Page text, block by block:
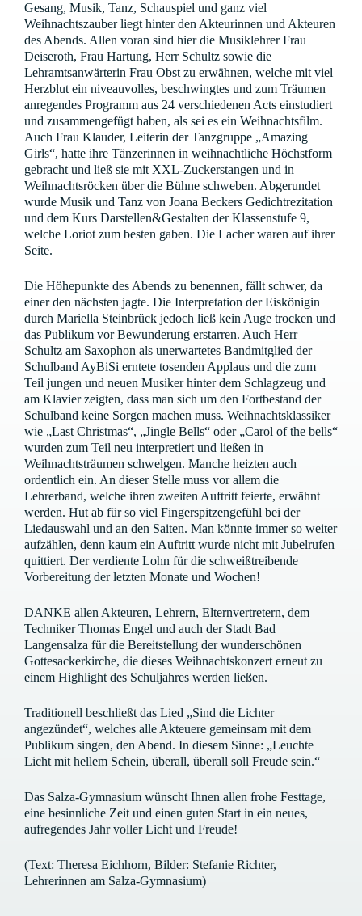
Gesang, Musik, Tanz, Schauspiel und ganz viel
Weihnachtszauber liegt hinter den Akteurinnen und Akteuren
des Abends. Allen voran sind hier die Musiklehrer Frau
Deiseroth, Frau Hartung, Herr Schultz sowie die
Lehramtsanwärterin Frau Obst zu erwähnen, welche mit viel
Herzblut ein niveauvolles, beschwingtes und zum Träumen
anregendes Programm aus 24 verschiedenen Acts einstudiert
und zusammengefügt haben, als sei es ein Weihnachtsfilm.
Auch Frau Klauder, Leiterin der Tanzgruppe „Amazing
Girls“, hatte ihre Tänzerinnen in weihnachtliche Höchstform
gebracht und ließ sie mit XXL-Zuckerstangen und in
Weihnachtsröcken über die Bühne schweben. Abgerundet
wurde Musik und Tanz von Joana Beckers Gedichtrezitation
und dem Kurs Darstellen&Gestalten der Klassenstufe 9,
welche Loriot zum besten gaben. Die Lacher waren auf ihrer
Seite.
Die Höhepunkte des Abends zu benennen, fällt schwer, da
einer den nächsten jagte. Die Interpretation der Eiskönigin
durch Mariella Steinbrück jedoch ließ kein Auge trocken und
das Publikum vor Bewunderung erstarren. Auch Herr
Schultz am Saxophon als unerwartetes Bandmitglied der
Schulband AyBiSi erntete tosenden Applaus und die zum
Teil jungen und neuen Musiker hinter dem Schlagzeug und
am Klavier zeigten, dass man sich um den Fortbestand der
Schulband keine Sorgen machen muss. Weihnachtsklassiker
wie „Last Christmas“, „Jingle Bells“ oder „Carol of the bells“
wurden zum Teil neu interpretiert und ließen in
Weihnachtsträumen schwelgen. Manche heizten auch
ordentlich ein. An dieser Stelle muss vor allem die
Lehrerband, welche ihren zweiten Auftritt feierte, erwähnt
werden. Hut ab für so viel Fingerspitzengefühl bei der
Liedauswahl und an den Saiten. Man könnte immer so weiter
aufzählen, denn kaum ein Auftritt wurde nicht mit Jubelrufen
quittiert. Der verdiente Lohn für die schweißtreibende
Vorbereitung der letzten Monate und Wochen!
DANKE allen Akteuren, Lehrern, Elternvertretern, dem
Techniker Thomas Engel und auch der Stadt Bad
Langensalza für die Bereitstellung der wunderschönen
Gottesackerkirche, die dieses Weihnachtskonzert erneut zu
einem Highlight des Schuljahres werden ließen.
Traditionell beschließt das Lied „Sind die Lichter
angezündet“, welches alle Akteuere gemeinsam mit dem
Publikum singen, den Abend. In diesem Sinne: „Leuchte
Licht mit hellem Schein, überall, überall soll Freude sein.“
Das Salza-Gymnasium wünscht Ihnen allen frohe Festtage,
eine besinnliche Zeit und einen guten Start in ein neues,
aufregendes Jahr voller Licht und Freude!
(Text: Theresa Eichhorn, Bilder: Stefanie Richter,
Lehrerinnen am Salza-Gymnasium)